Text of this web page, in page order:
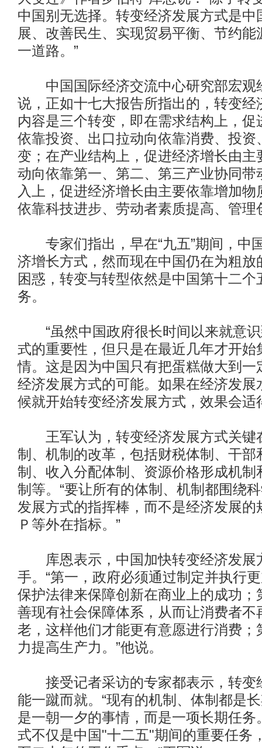
中国别无选择。转变经济发展方式是中
展、改善民生、实现贸易平衡、节约能
一道路。”
中国国际经济交流中心研究部宏观
说，正如十七大报告所指出的，转变经
内容是三个转变，即在需求结构上，促
依靠投资、出口拉动向依靠消费、投资
变；在产业结构上，促进经济增长由主
动向依靠第一、第二、第三产业协同带
入上，促进经济增长由主要依靠增加物
依靠科技进步、劳动者素质提高、管理
专家们指出，早在“九五”期间，中
济增长方式，然而现在中国仍在为粗放
困惑，转变与转型依然是中国第十二个
务。
“虽然中国政府很长时间以来就意识
式的重要性，但只是在最近几年才开始
情。这是因为中国只有把蛋糕做大到一
经济发展方式的可能。如果在经济发展
候就开始转变经济发展方式，效果会适
王军认为，转变经济发展方式关键
制、机制的改革，包括财税体制、干部
制、收入分配体制、资源价格形成机制
制等。“要让所有的体制、机制都围绕
发展方式的指挥棒，而不是经济发展的
Ｐ等外在指标。”
库恩表示，中国加快转变经济发展
手。“第一，政府必须通过制定并执行
保护法律来保障创新在商业上的成功；
善现有社会保障体系，从而让消费者不
老，这样他们才能更有意愿进行消费；
力提高生产力。”他说。
接受记者采访的专家都表示，转变
能一蹴而就。“现有的机制、体制都是
是一朝一夕的事情，而是一项长期任务
式不仅是中国"十二五"期间的重要任务